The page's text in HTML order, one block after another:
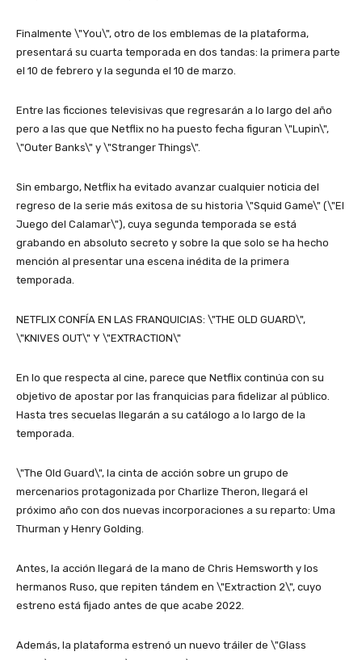
Finalmente \"You\", otro de los emblemas de la plataforma,
presentará su cuarta temporada en dos tandas: la primera parte
el 10 de febrero y la segunda el 10 de marzo.
Entre las ficciones televisivas que regresarán a lo largo del año
pero a las que que Netflix no ha puesto fecha figuran \"Lupin\",
\"Outer Banks\" y \"Stranger Things\".
Sin embargo, Netflix ha evitado avanzar cualquier noticia del
regreso de la serie más exitosa de su historia \"Squid Game\" (\"El
Juego del Calamar\"), cuya segunda temporada se está
grabando en absoluto secreto y sobre la que solo se ha hecho
mención al presentar una escena inédita de la primera
temporada.
NETFLIX CONFÍA EN LAS FRANQUICIAS: \"THE OLD GUARD\",
\"KNIVES OUT\" Y \"EXTRACTION\"
En lo que respecta al cine, parece que Netflix continúa con su
objetivo de apostar por las franquicias para fidelizar al público.
Hasta tres secuelas llegarán a su catálogo a lo largo de la
temporada.
\"The Old Guard\", la cinta de acción sobre un grupo de
mercenarios protagonizada por Charlize Theron, llegará el
próximo año con dos nuevas incorporaciones a su reparto: Uma
Thurman y Henry Golding.
Antes, la acción llegará de la mano de Chris Hemsworth y los
hermanos Ruso, que repiten tándem en \"Extraction 2\", cuyo
estreno está fijado antes de que acabe 2022.
Además, la plataforma estrenó un nuevo tráiler de \"Glass